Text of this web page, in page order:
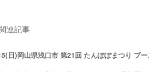
連記事
日)岡山県浅口市 第21回 たんぽぽまつり ブ